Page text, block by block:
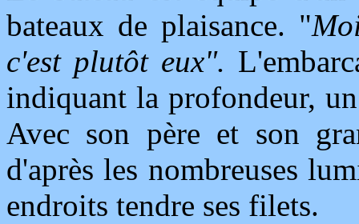
bateaux de plaisance. "
c'est plutôt eux".
indiquant la profondeur,
Avec son père et son
d'après les nombreuses
endroits tendre ses filets.